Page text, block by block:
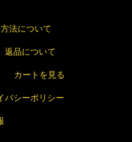
法について
返品について
カートを見る
バシーポリシー